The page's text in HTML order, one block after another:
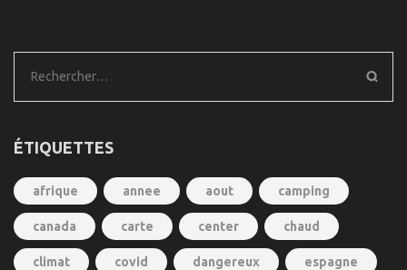
Rechercher :
ÉTIQUETTES
afrique annee aout camping
canada carte center chaud
climat covid dangereux espagne